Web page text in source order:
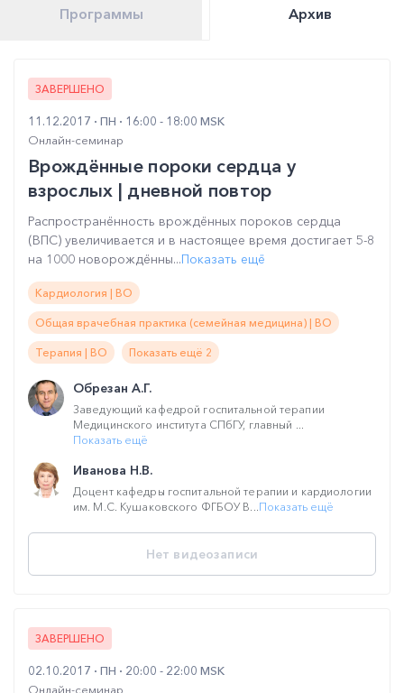
Программы Архив
ЗАВЕРШЕНО
11.12.2017 ПН
16:00 - 18:00 MSK
Онлайн-семинар
Врождённые пороки сердца у
взрослых | дневной повтор
Распространённость врождённых пороков сердца
(ВПС) увеличивается и в настоящее время достигает 5-8
на 1000 новорождённы...Показать ещё
Кардиология | ВО
Общая врачебная практика (семейная медицина) | ВО
Терапия | ВО Показать ещё 2
Обрезан А.Г.
Заведующий кафедрой госпитальной терапии
Медицинского института СПбГУ, главный ...
Показать ещё
Иванова Н.В.
Доцент кафедры госпитальной терапии и кардиологии
им. М.С. Кушаковского ФГБОУ В...Показать ещё
Нет видеозаписи
ЗАВЕРШЕНО
02.10.2017 ПН
20:00 - 22:00 MSK
Онлайн-семинар